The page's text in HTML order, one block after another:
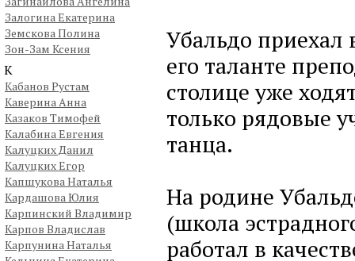
Залогина Екатерина
Земскова Полина
Зон-Зам Ксения
К
Кабанов Рустам
Каверина Анна
Казаков Тимофей
Калабина Евгения
Калуцких Данил
Калуцких Егор
Капшукова Наталья
Кардашова Юлия
Карпинский Владимир
Карпов Владислав
Карпунина Наталья
Убальдо приехал
его таланте
столице уже
только рядовые
танца.
На родине
(школа
работал в